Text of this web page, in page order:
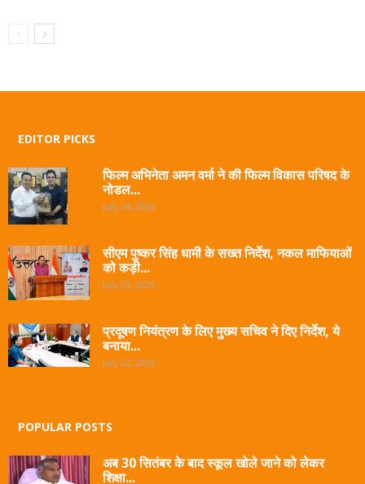
EDITOR PICKS
फिल्म अभिनेता अमन वर्मा ने की फिल्म विकास परिषद के
नोडल...
July 24, 2026
सीएम पुष्कर सिंह धामी के सख्त निर्देश, नकल माफियाओं
को कड़ी...
July 23, 2026
प्रदूषण नियंत्रण के लिए मुख्य सचिव ने दिए निर्देश, ये
बनाया...
July 22, 2026
POPULAR POSTS
अब 30 सितंबर के बाद स्कूल खोले जाने को लेकर
शिक्षा...